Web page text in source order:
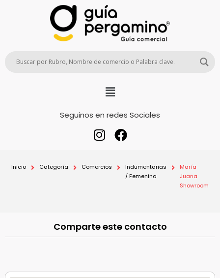
Seguinos en redes Sociales
Inicio Categoría Comercios
Indumentarias
/ Femenina
María
Juana
Showroom
Comparte este contacto